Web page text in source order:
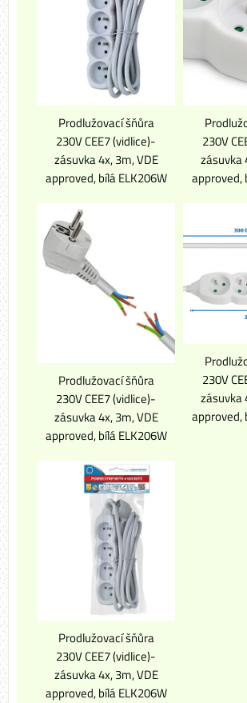
Prodlužovací šňůra
230V CEE7 (vidlice)-
zásuvka 4x, 3m, VDE
approved, bílá ELK206W
230V
zásuvka
approved,
Prodlužovací šňůra
230V CEE7 (vidlice)-
zásuvka 4x, 3m, VDE
approved, bílá ELK206W
230V
zásuvka
approved,
Prodlužovací šňůra
230V CEE7 (vidlice)-
zásuvka 4x, 3m, VDE
approved, bílá ELK206W